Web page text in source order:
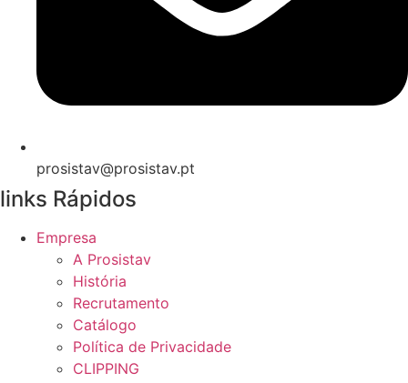
prosistav@prosistav.pt
links Rápidos
Empresa
A Prosistav
História
Recrutamento
Catálogo
Política de Privacidade
CLIPPING